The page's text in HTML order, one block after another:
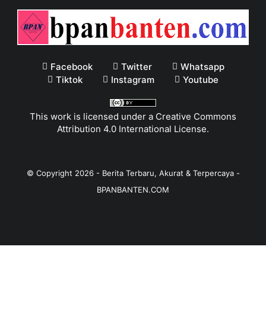
Facebook Twitter
Whatsapp
Tiktok
Instagram Youtube
This work is licensed under a Creative Commons
Attribution 4.0 International License.
© Copyright 2026- Berita Terbaru, Akurat & Terpercaya -
BPANBANTEN.COM